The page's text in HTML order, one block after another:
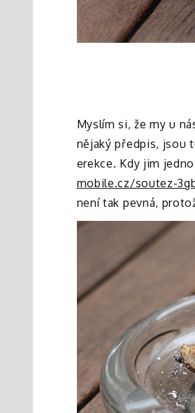
Myslím si, že my u
nějaký předpis, jsou
erekce. Kdy jim
mobile.cz/soutez-
není tak pevná,